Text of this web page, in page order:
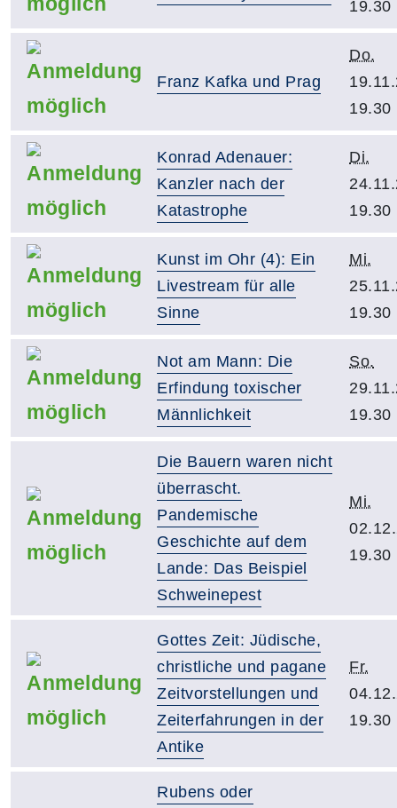
19.30
Franz Kafka und Prag
Do.
19.30
Konrad Adenauer:
Kanzler nach der
Katastrophe
Di.
19.30
Kunst im Ohr (4): Ein
Livestream für alle
Sinne
Mi.
19.30
Not am Mann: Die
Erfindung toxischer
Männlichkeit
So.
19.30
Die Bauern waren nicht
überrascht.
Pandemische
Geschichte auf dem
Lande: Das Beispiel
Schweinepest
Mi.
19.30
Gottes Zeit: Jüdische,
christliche und pagane
Zeitvorstellungen und
Zeiterfahrungen in der
Antike
Fr.
19.30
Rubens oder